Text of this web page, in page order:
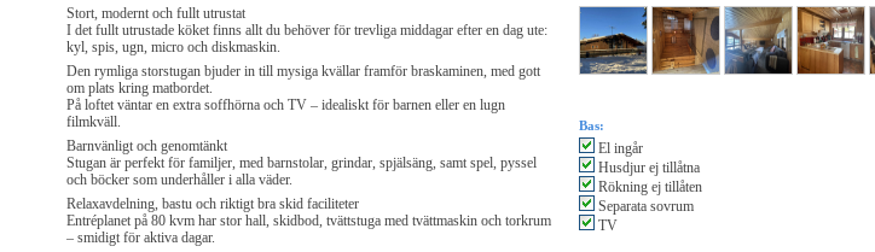
Stort, modernt och fullt utrustat
I det fullt utrustade köket finns allt du behöver för trevliga middagar efter en dag ute:
kyl, spis, ugn, micro och diskmaskin.
Den rymliga storstugan bjuder in till mysiga kvällar framför braskaminen, med gott
om plats kring matbordet.
På loftet väntar en extra soffhörna och TV – idealiskt för barnen eller en lugn
filmkväll.
Barnvänligt och genomtänkt
Stugan är perfekt för familjer, med barnstolar, grindar, spjälsäng, samt spel, pyssel
och böcker som underhåller i alla väder.
Relaxavdelning, bastu och riktigt bra skid faciliteter
Entréplanet på 80 kvm har stor hall, skidbod, tvättstuga med tvättmaskin och torkrum
– smidigt för aktiva dagar.
Bas:
El ingår
Husdjur ej tillåtna
Rökning ej tillåten
Separata sovrum
TV